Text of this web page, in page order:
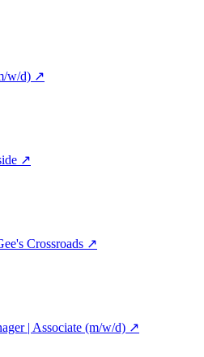
w/d) ↗
↗
Crossroads ↗
| Associate (m/w/d) ↗